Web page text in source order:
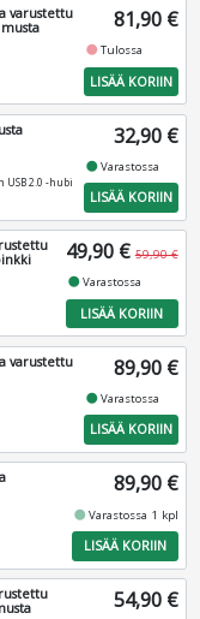
varustettu
81,90 €
fiber_manual_recordTulossa
LISÄÄ KORIIN
2.0 -hubi
32,90 €
fiber_manual_recordVarastossa
LISÄÄ KORIIN
49,90 € 59,90 €
fiber_manual_recordVarastossa
LISÄÄ KORIIN
varustettu
89,90 €
fiber_manual_recordVarastossa
LISÄÄ KORIIN
89,90 €
fiber_manual_recordVarastossa 1 kpl
LISÄÄ KORIIN
54,90 €